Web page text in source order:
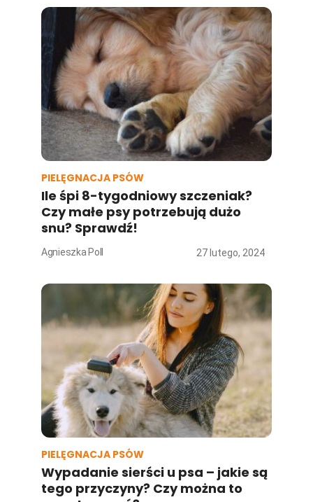
PIELĘGNACJA PSÓW
Ile śpi 8-tygodniowy szczeniak?
Czy małe psy potrzebują dużo
snu? Sprawdź!
Agnieszka Poll 27 lutego, 2024
PIELĘGNACJA PSÓW
Wypadanie sierści u psa – jakie są
tego przyczyny? Czy można to